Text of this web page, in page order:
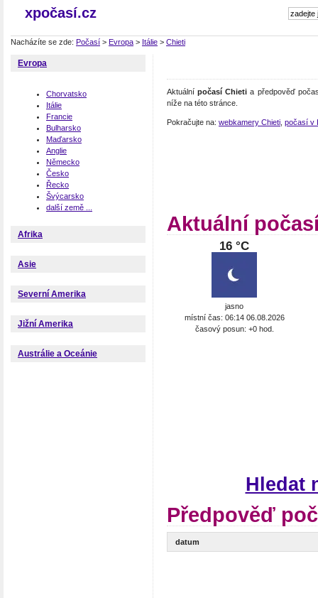
xpočasí.cz
Nacházíte se zde: Počasí > Evropa > Itálie > Chieti
Evropa
Chorvatsko
Itálie
Francie
Bulharsko
Maďarsko
Anglie
Německo
Česko
Řecko
Švýcarsko
další země ...
Afrika
Asie
Severní Amerika
Jižní Amerika
Austrálie a Oceánie
Aktuálnípočasí Chieti a předpověď
níže na této stránce.
Pokračujte na: webkamery Chieti počasí v
Aktuální
16 °C
jasno
místní čas: 06:14 06.08.2026
časový posun: +0 hod.
Hledat
Předpověď
datum